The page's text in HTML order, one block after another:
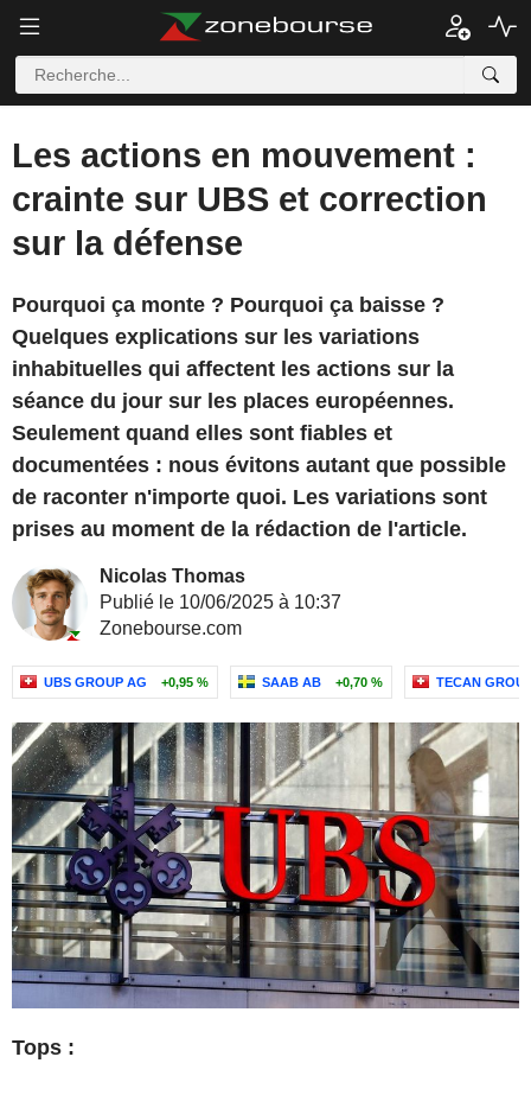
Les actions en mouvement :
crainte sur UBS et correction
sur la défense
Pourquoi ça monte ? Pourquoi ça baisse ?
Quelques explications sur les variations
inhabituelles qui affectent les actions sur la
séance du jour sur les places européennes.
Seulement quand elles sont fiables et
documentées : nous évitons autant que possible
de raconter n'importe quoi. Les variations sont
prises au moment de la rédaction de l'article.
Nicolas Thomas
Publié le 10/06/2025 à 10:37
Zonebourse.com
UBS GROUP AG +0,95 % SAAB AB +0,70 % TECAN
Tops :